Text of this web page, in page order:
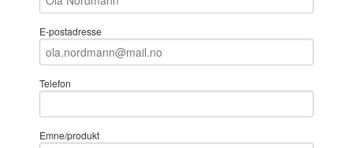
E-postadresse
Telefon
Emne/produkt